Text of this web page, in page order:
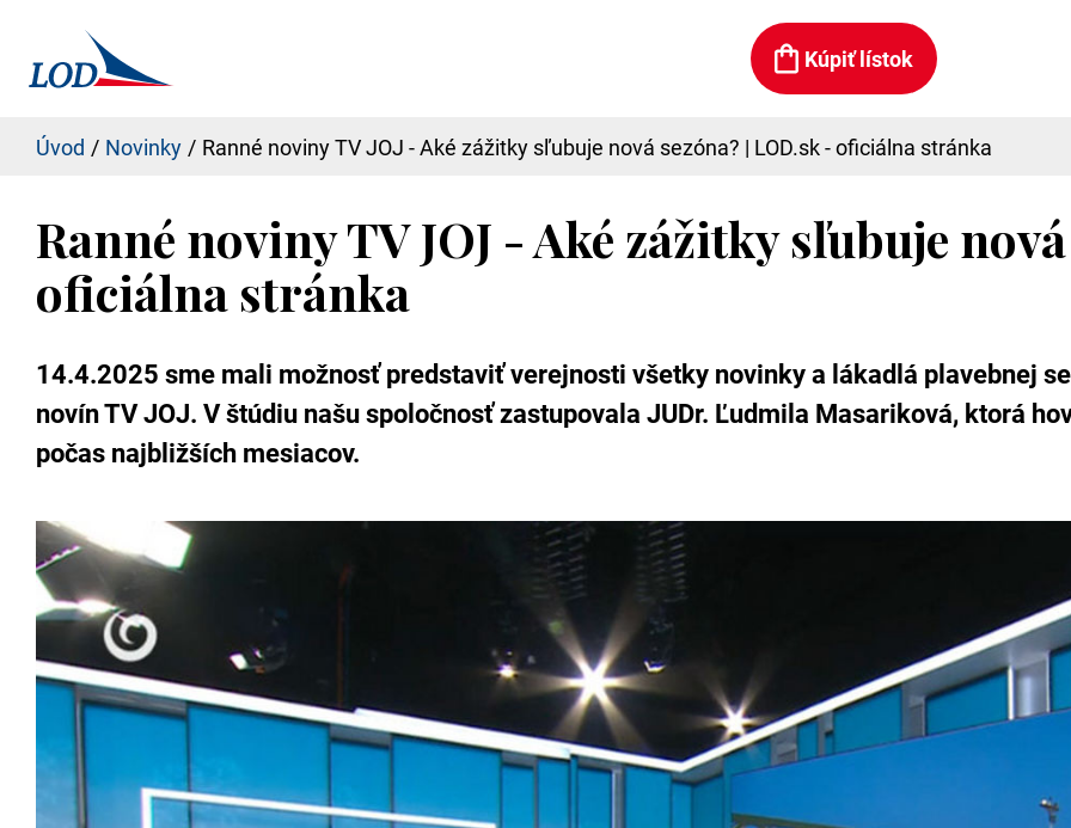
Kúpiť lístok
Úvod Novinky Ranné noviny TV JOJ - Aké zážitky sľubuje nová sezóna? | LOD.sk - oficiálna stránka
Ranné noviny TV JOJ - Aké zážitky sľubuje
oficiálna stránka
14.4.2025 sme mali možnosť predstaviť verejnosti všetky novinky a lákadlá plavebnej
novín TV JOJ. V štúdiu našu spoločnosť zastupovala JUDr. Ľudmila Masariková, ktorá
počas najbližších mesiacov.